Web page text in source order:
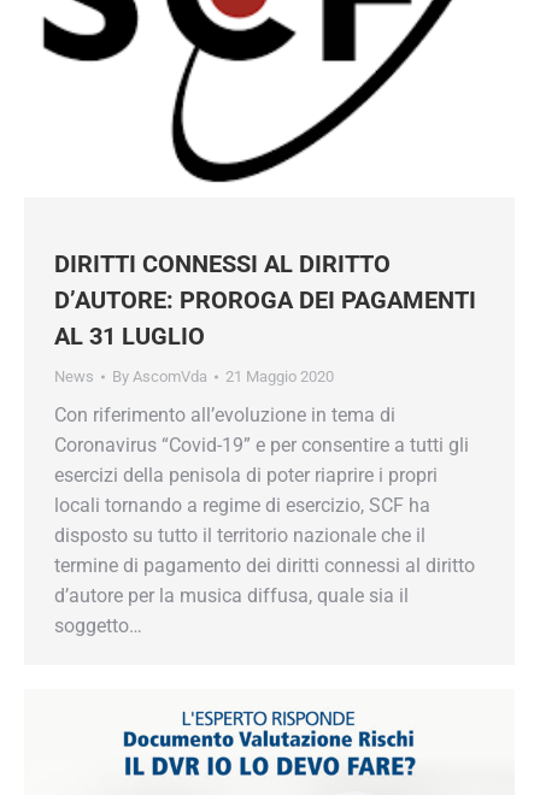
DIRITTI CONNESSI AL DIRITTO
D’AUTORE: PROROGA DEI PAGAMENTI
AL 31 LUGLIO
News By AscomVda 21 Maggio 2020
Con riferimento all’evoluzione in tema di
Coronavirus “Covid-19” e per consentire a tutti gli
esercizi della penisola di poter riaprire i propri
locali tornando a regime di esercizio, SCF ha
disposto su tutto il territorio nazionale che il
termine di pagamento dei diritti connessi al diritto
d’autore per la musica diffusa, quale sia il
soggetto…